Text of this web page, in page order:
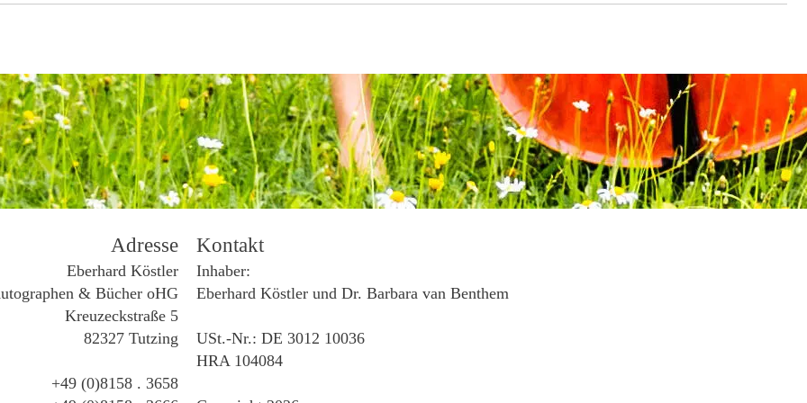
Adresse
Eberhard Köstler
& Bücher oHG
Kreuzeckstraße 5
82327 Tutzing
+49 (0)8158 . 3658
Kontakt
Inhaber:
Eberhard Köstler und Dr. Barbara van Benthem
USt.-Nr.: DE 3012 10036
HRA 104084